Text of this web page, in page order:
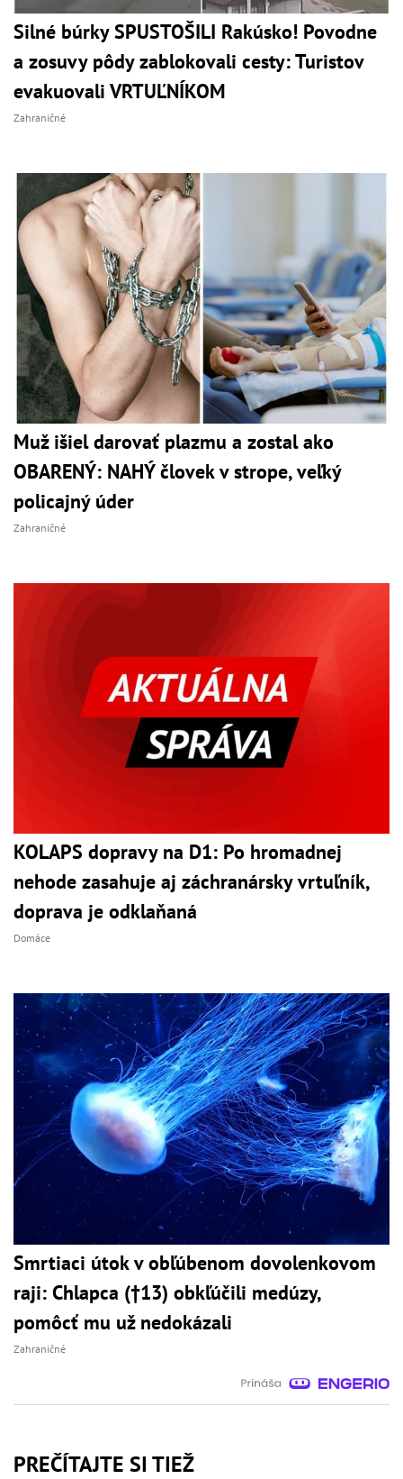
Silné búrky SPUSTOŠILI Rakúsko! Povodne
a zosuvy pôdy zablokovali cesty: Turistov
evakuovali VRTUĽNÍKOM
Zahraničné
Muž išiel darovať plazmu a zostal ako
OBARENÝ: NAHÝ človek v strope, veľký
policajný úder
Zahraničné
KOLAPS dopravy na D1: Po hromadnej
nehode zasahuje aj záchranársky vrtuľník,
doprava je odklaňaná
Domáce
Smrtiaci útok v obľúbenom dovolenkovom
raji: Chlapca (†13) obkľúčili medúzy,
pomôcť mu už nedokázali
Zahraničné
PREČÍTAJTE SI TIEŽ